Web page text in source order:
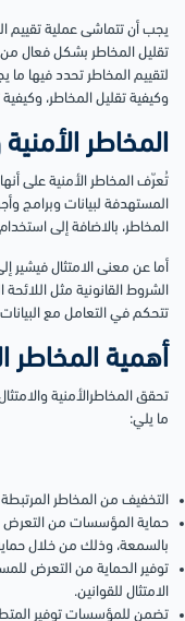
يجب أن تتماشى عملية تقييم
تقليل المخاطر بشكل فعال
لتقييم المخاطر تحدد فيها
وكيفية تقليل المخاطر، وكيفية
المخاطر الأمنية
تُعرّف المخاطر الأمنية على
المستهدفة لبيانات وبرامج
المخاطر، بالاضافة إلى
أما عن معنى الامتثال فيشير
تتحكم في التعامل مع
أهمية المخاطر
تحقق المخاطرالأمنية
ما يلي:
التخفيف من المخاطر المرتبطة
حماية المؤسسات من التعرض
بالسمعة، وذلك من خلال حماية
توفير الحماية من التعرض
الامتثال للقوانين.
تضمن للمؤسسات توفير